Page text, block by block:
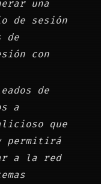
una
de sesión
de
con
de
a
que
permitirá
a la red